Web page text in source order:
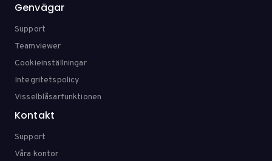
Genvägar
Support
Teamviewer
Cookieinställningar
Integritetspolicy
Visselblåsarfunktionen
Kontakt
Support
Våra kontor